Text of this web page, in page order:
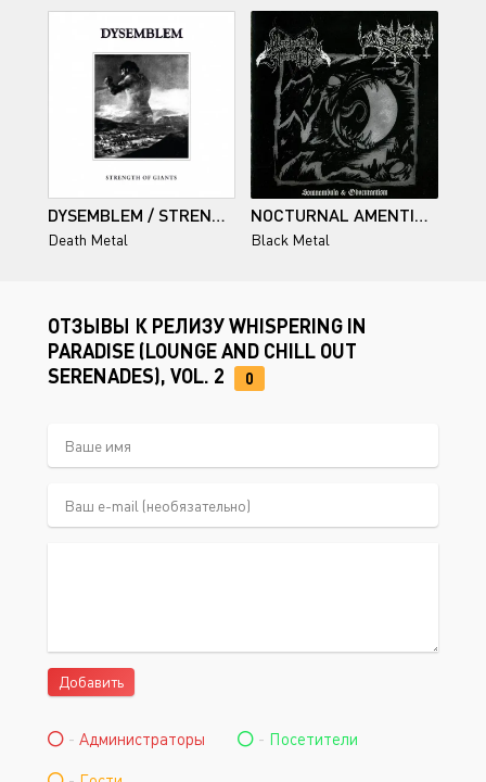
DYSEMBLEM / STRENGTH OF GIANTS
Death Metal
NOCTURNAL AMENTIA, UNDERDARK / SOMNAMBULA & OBSCURANTISM
Black Metal
ОТЗЫВЫ К РЕЛИЗУ WHISPERING IN
PARADISE (LOUNGE AND CHILL OUT
SERENADES), VOL. 2
0
Добавить
- Администраторы - Посетители